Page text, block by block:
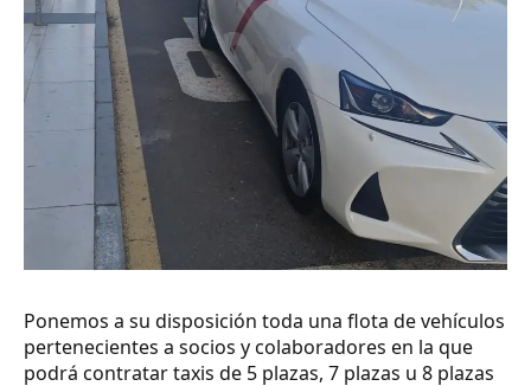
Ponemos a su disposición toda una flota de vehículos
pertenecientes a socios y colaboradores en la que
podrá contratar taxis de 5 plazas, 7 plazas u 8 plazas